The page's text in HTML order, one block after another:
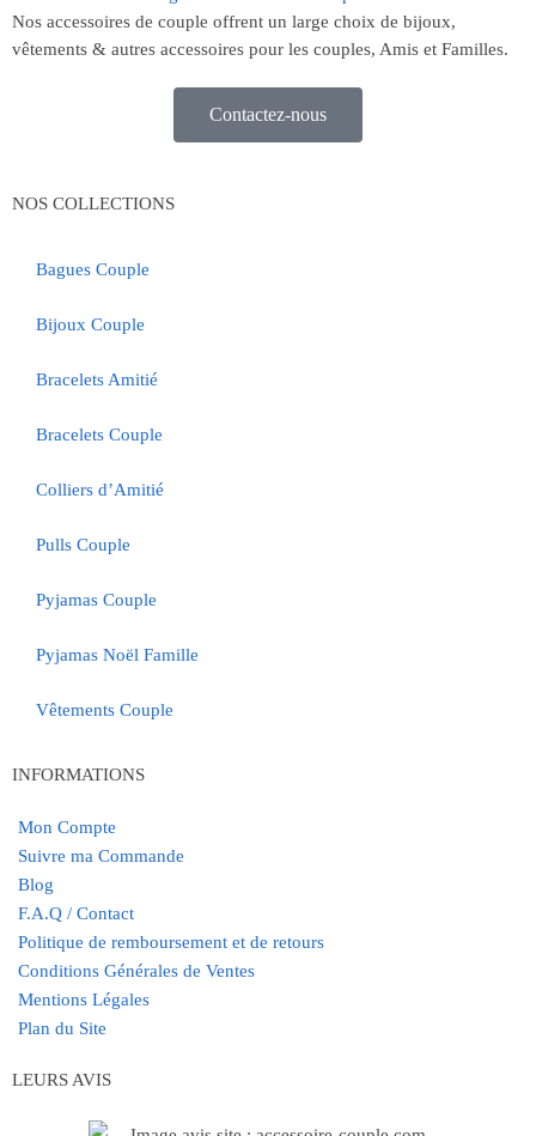
Nos accessoires de couple offrent un large choix de bijoux,
vêtements & autres accessoires pour les couples, Amis et Familles.
Contactez-nous
NOS COLLECTIONS
Bagues Couple
Bijoux Couple
Bracelets Amitié
Bracelets Couple
Colliers d’Amitié
Pulls Couple
Pyjamas Couple
Pyjamas Noël Famille
Vêtements Couple
INFORMATIONS
Mon Compte
Suivre ma Commande
Blog
F.A.Q / Contact
Politique de remboursement et de retours
Conditions Générales de Ventes
Mentions Légales
Plan du Site
LEURS AVIS